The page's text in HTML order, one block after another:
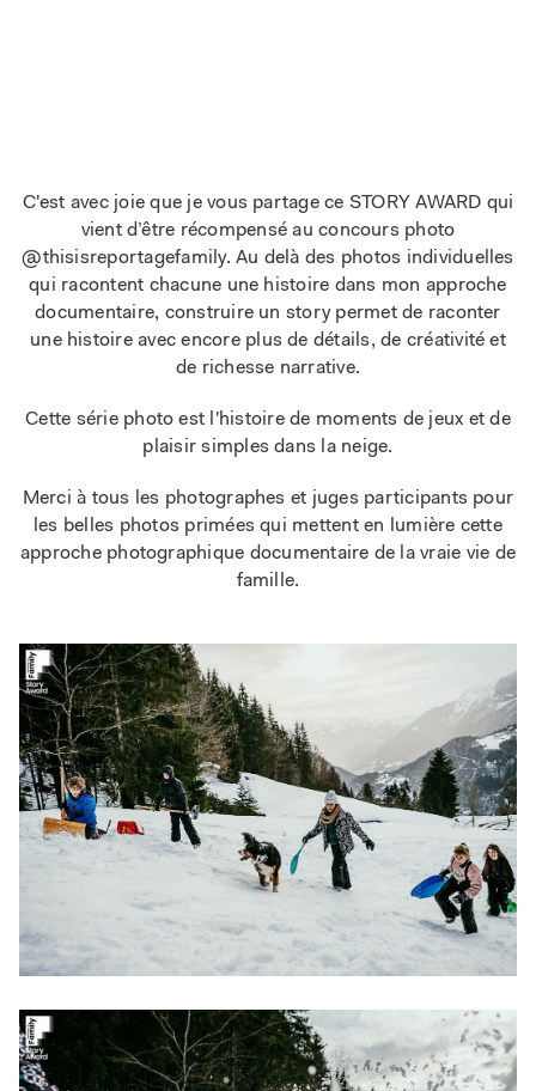
C'est avec joie que je vous partage ce STORY AWARD qui
vient d’être récompensé au concours photo
@thisisreportagefamily. Au delà des photos individuelles
qui racontent chacune une histoire dans mon approche
documentaire, construire un story permet de raconter
une histoire avec encore plus de détails, de créativité et
de richesse narrative.
Cette série photo est l'histoire de moments de jeux et de
plaisir simples dans la neige.
Merci à tous les photographes et juges participants pour
les belles photos primées qui mettent en lumière cette
approche photographique documentaire de la vraie vie de
famille.